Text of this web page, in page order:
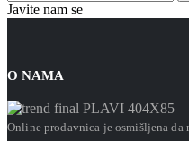
Javite nam se
O NAMA
Online prodavnica je osmišljena da